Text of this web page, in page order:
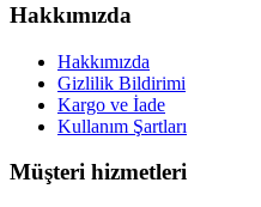
Hakkımızda
Hakkımızda
Gizlilik Bildirimi
Kargo ve İade
Kullanım Şartları
Müşteri hizmetleri